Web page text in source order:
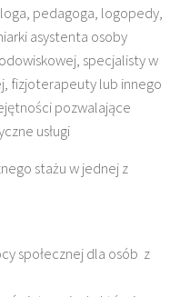
pedagoga, logopedy,
asystenta osoby
specjalisty w
fizjoterapeuty lub innego
pozwalające
usługi
stażu w jednej z
społecznej dla osób z